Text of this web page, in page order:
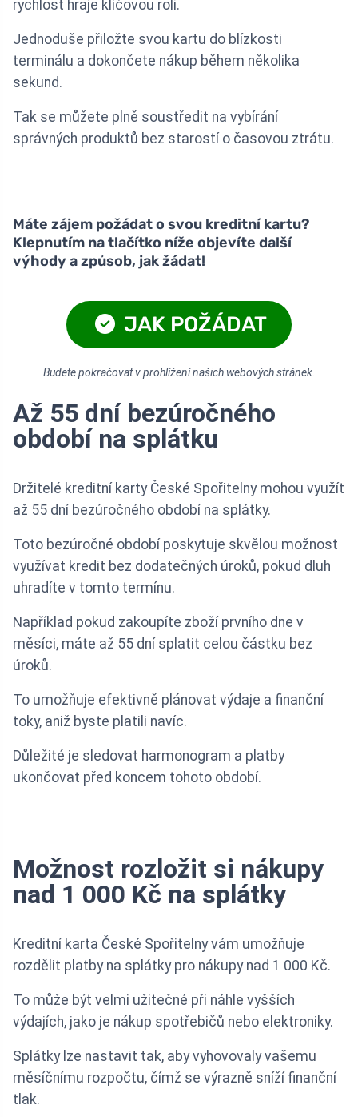
rychlost hraje klíčovou roli.
Jednoduše přiložte svou kartu do blízkosti
terminálu a dokončete nákup během několika
sekund.
Tak se můžete plně soustředit na vybírání
správných produktů bez starostí o časovou ztrátu.
Máte zájem požádat o svou kreditní kartu?
Klepnutím na tlačítko níže objevíte další
výhody a způsob, jak žádat!
JAK POŽÁDAT
Budete pokračovat v prohlížení našich webových stránek.
Až 55 dní bezúročného
období na splátku
Držitelé kreditní karty České Spořitelny mohou využít
až 55 dní bezúročného období na splátky.
Toto bezúročné období poskytuje skvělou možnost
využívat kredit bez dodatečných úroků, pokud dluh
uhradíte v tomto termínu.
Například pokud zakoupíte zboží prvního dne v
měsíci, máte až 55 dní splatit celou částku bez
úroků.
To umožňuje efektivně plánovat výdaje a finanční
toky, aniž byste platili navíc.
Důležité je sledovat harmonogram a platby
ukončovat před koncem tohoto období.
Možnost rozložit si nákupy
nad 1 000 Kč na splátky
Kreditní karta České Spořitelny vám umožňuje
rozdělit platby na splátky pro nákupy nad 1 000 Kč.
To může být velmi užitečné při náhle vyšších
výdajích, jako je nákup spotřebičů nebo elektroniky.
Splátky lze nastavit tak, aby vyhovovaly vašemu
měsíčnímu rozpočtu, čímž se výrazně sníží finanční
tlak.